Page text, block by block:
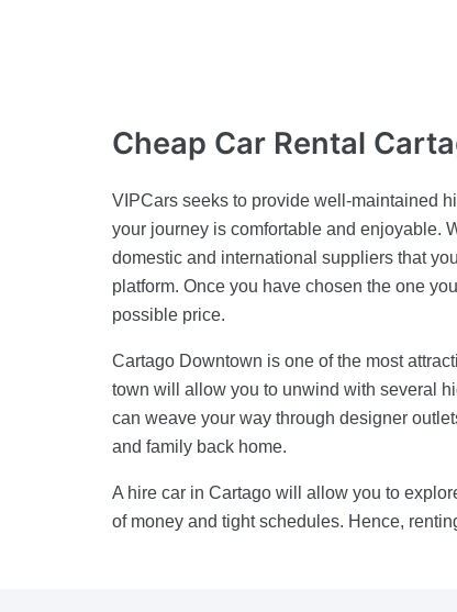
Cheap Car Rental
VIPCars seeks to provide well-maintained
your journey is comfortable and enjoyable.
domestic and international suppliers that
platform. Once you have chosen the one
possible price.
Cartago Downtown is one of the most
town will allow you to unwind with several
can weave your way through designer
and family back home.
A hire car in Cartago will allow you to
of money and tight schedules. Hence,